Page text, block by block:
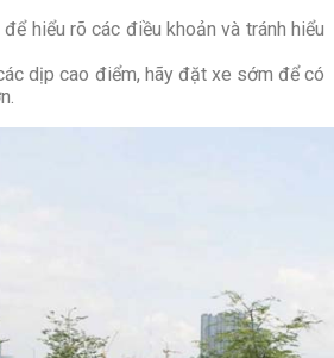
hiểu rõ các điều khoản và tránh hiểu
dịp cao điểm, hãy đặt xe sớm để có